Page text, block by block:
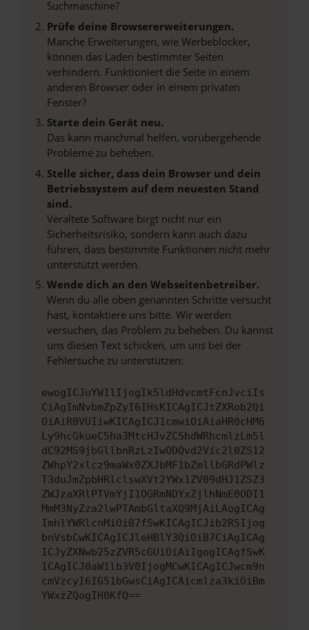
Suchmaschine?
Prüfe deine Browsererweiterungen.
Manche Erweiterungen, wie Werbeblocker,
können das Laden bestimmter Seiten
verhindern. Funktioniert die Seite in einem
anderen Browser oder in einem privaten
Fenster?
Starte dein Gerät neu.
Das kann manchmal helfen, vorübergehende
Probleme zu beheben.
Stelle sicher, dass dein Browser und dein
Betriebssystem auf dem neuesten Stand
sind.
Veraltete Software birgt nicht nur ein
Sicherheitsrisiko, sondern kann auch dazu
führen, dass bestimmte Funktionen nicht mehr
unterstützt werden.
Wende dich an den Webseitenbetreiber.
Wenn du alle oben genannten Schritte versucht
hast, kontaktiere uns bitte. Wir werden
versuchen, das Problem zu beheben. Du kannst
uns diesen Text schicken, um uns bei der
Fehlersuche zu unterstützen:
ewogICJuYW1lIjogIk5ldHdvcmtFcnJvciIs
CiAgImNvbmZpZyI6IHsKICAgICJtZXRob2Qi
OiAiR0VUIiwKICAgICJ1cmwiOiAiaHR0cHM6
Ly9hcGkueC5ha3MtcHJvZC5hdWRhcmlzLm5l
dC92MS9jbGllbnRzLzIwODQvd2Vic2l0ZS12
ZWhpY2xlcz9maWx0ZXJbMF1bZmllbGRdPWlz
T3duJmZpbHRlclswXVt2YWx1ZV09dHJ1ZSZ3
ZWJzaXRlPTVmYjI1OGRmNDYxZjlhNmE0ODI1
MmM3NyZza2lwPTAmbGltaXQ9MjAiLAogICAg
ImhlYWRlcnMiOiB7fSwKICAgICJib2R5Ijog
bnVsbCwKICAgICJleHBlY3QiOiB7CiAgICAg
ICJyZXNwb25zZVR5cGUiOiAiIgogICAgfSwK
ICAgICJ0aW1lb3V0IjogMCwKICAgICJwcm9n
cmVzcyI6IG51bGwsCiAgICAicmlza3kiOiBm
YWxzZQogIH0KfQ==